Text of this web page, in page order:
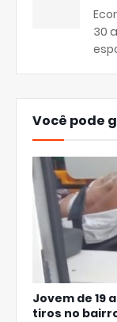
30
Você pode
Jovem de 19
tiros no